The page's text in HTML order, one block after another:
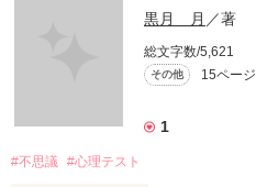
黒月 月 ／著
総文字数/5,621
その他 15ページ
1
#不思議 #心理テスト